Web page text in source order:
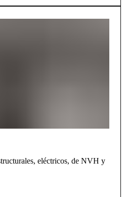
eléctricos, de NVH y